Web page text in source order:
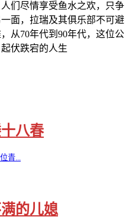
们尽情享受鱼水之欢，只争
面，拉瑞及其俱乐部不可避
从70年代到90年代，这位公
伏跌宕的人生
八春
青...
的儿媳